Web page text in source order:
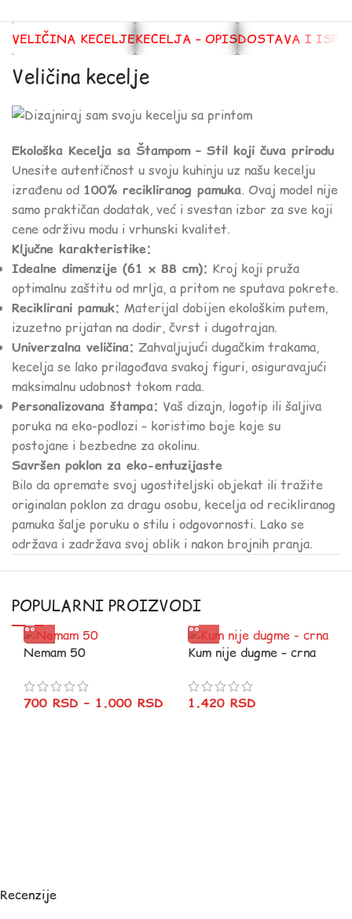
VELIČINA KECELJEKECELJA – OPISDOSTAVA I
Veličina kecelje
Ekološka Kecelja sa Štampom – Stil koji čuva prirodu
Unesite autentičnost u svoju kuhinju uz našu kecelju
izrađenu od 100% recikliranog pamuka. Ovaj model nije
samo praktičan dodatak, već i svestan izbor za sve koji
cene održivu modu i vrhunski kvalitet.
Ključne karakteristike:
Idealne dimenzije (61 x 88 cm): Kroj koji pruža
optimalnu zaštitu od mrlja, a pritom ne sputava pokrete.
Reciklirani pamuk: Materijal dobijen ekološkim putem,
izuzetno prijatan na dodir, čvrst i dugotrajan.
Univerzalna veličina: Zahvaljujući dugačkim trakama,
kecelja se lako prilagođava svakoj figuri, osiguravajući
maksimalnu udobnost tokom rada.
Personalizovana štampa: Vaš dizajn, logotip ili šaljiva
poruka na eko-podlozi – koristimo boje koje su
postojane i bezbedne za okolinu.
Savršen poklon za eko-entuzijaste
Bilo da opremate svoj ugostiteljski objekat ili tražite
originalan poklon za dragu osobu, kecelja od recikliranog
pamuka šalje poruku o stilu i odgovornosti. Lako se
održava i zadržava svoj oblik i nakon brojnih pranja.
POPULARNI PROIZVODI
Nemam 50
700 RSD – 1.000 RSD
Kum nije dugme – crna
1.420 RSD
Recenzije